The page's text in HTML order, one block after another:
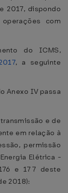
2017, dispondo
com
do ICMS,
, a seguinte
Anexo IV passa
e de
em relação à
permissão
Elétrica -
e 177 deste
2018):